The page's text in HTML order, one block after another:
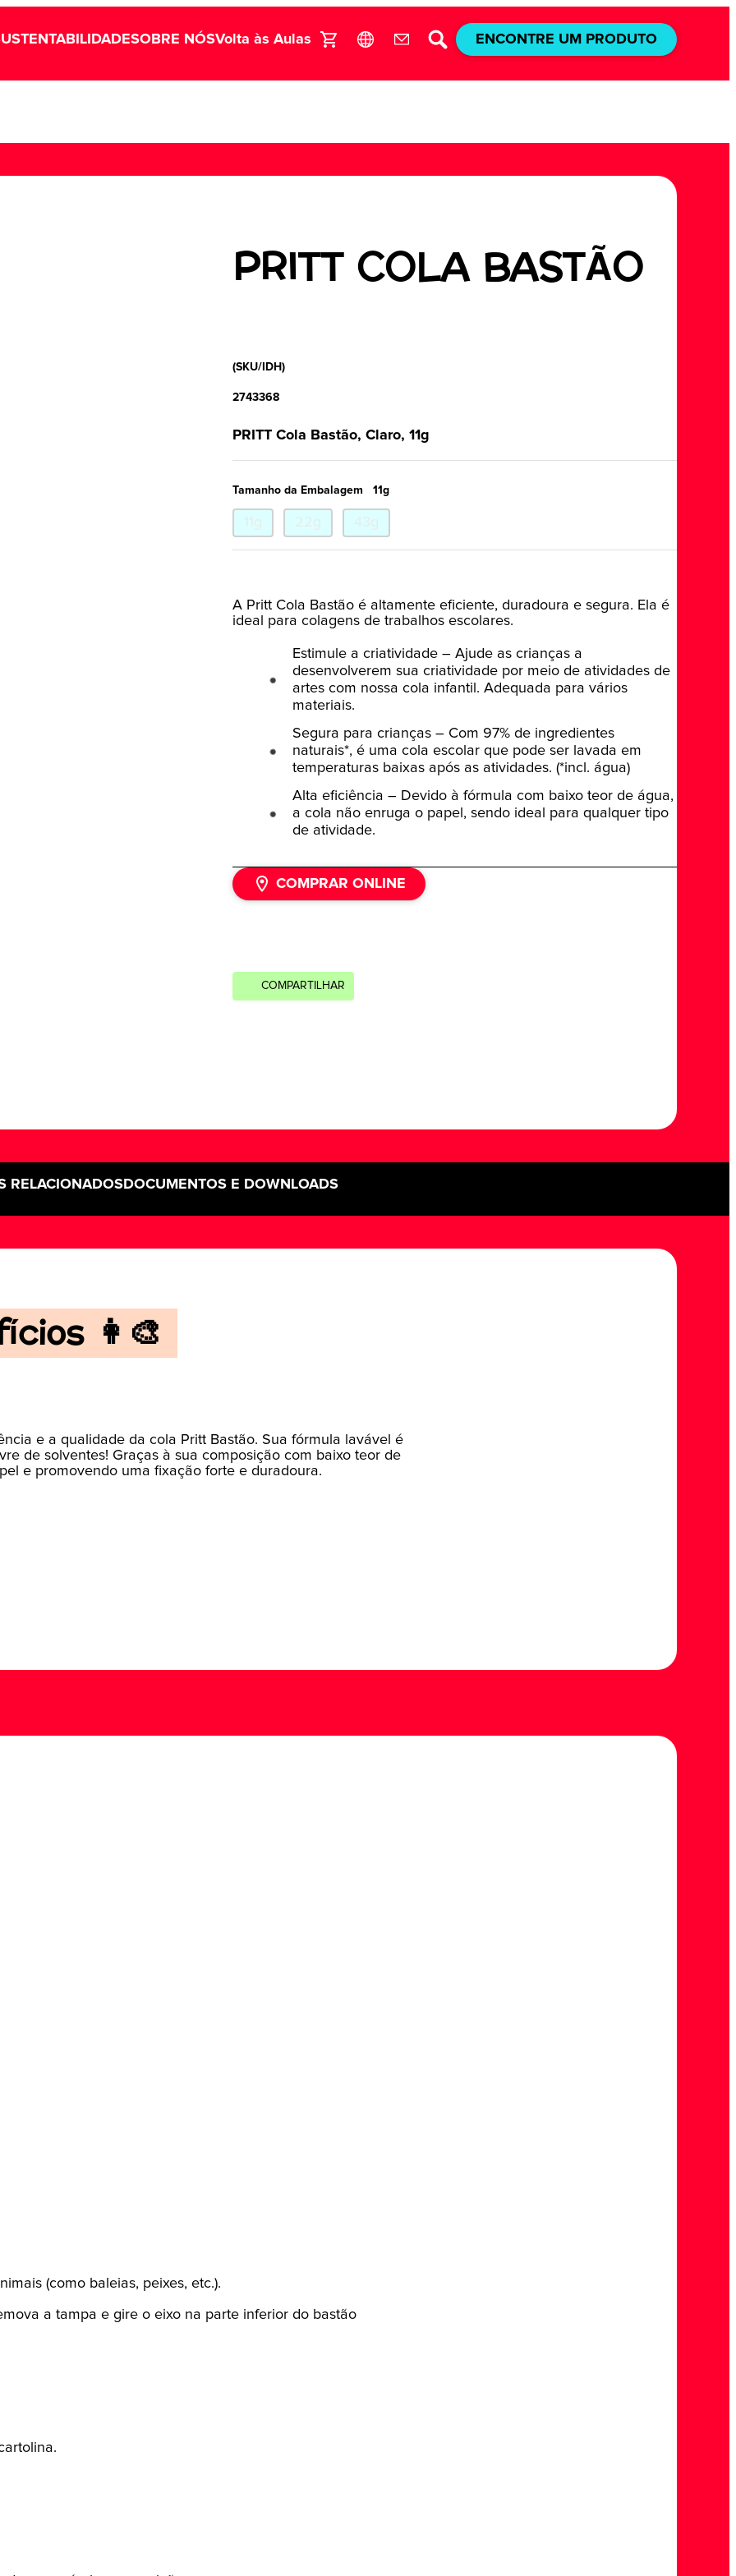
SOBRE NÓSVolta às Aulas ENCONTRE UM PRODUTO
PRITT COLA BASTÃO
(SKU/IDH)
2743368
PRITT Cola Bastão, Claro, 11g
Tamanho da Embalagem 11g
A Pritt Cola Bastão é altamente eficiente, duradoura e segura. Ela é
ideal para colagens de trabalhos escolares.
Estimule a criatividade – Ajude as crianças a
desenvolverem sua criatividade por meio de atividades de
artes com nossa cola infantil. Adequada para vários
materiais.
Segura para crianças – Com 97% de ingredientes
naturais*, é uma cola escolar que pode ser lavada em
temperaturas baixas após as atividades. (*incl. água)
Alta eficiência – Devido à fórmula com baixo teor de água,
a cola não enruga o papel, sendo ideal para qualquer tipo
de atividade.
COMPRAR ONLINE
COMPARTILHAR
RELACIONADOSDOCUMENTOS E DOWNLOADS
👩‍🎨
e a qualidade da cola Pritt Bastão. Sua fórmula lavável é
de solventes! Graças à sua composição com baixo teor de
e promovendo uma fixação forte e duradoura.
(como baleias, peixes, etc.).
a tampa e gire o eixo na parte inferior do bastão